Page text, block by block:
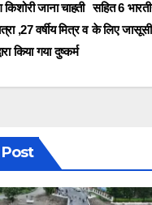
सहित 6
के लिए
किशोरी जाना चाहती
,27 वर्षीय मित्र व
किया गया दुष्कर्म